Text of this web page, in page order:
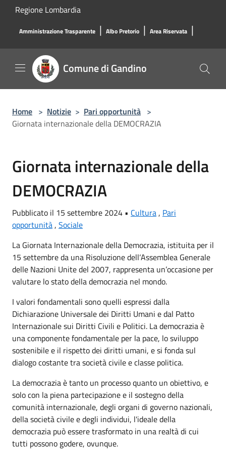
Salta al contenuto principale
Regione Lombardia
Amministrazione Trasparente | Albo Pretorio | Area Riservata |
Comune di Gandino
Home > Notizie > Pari opportunità >
Giornata internazionale della DEMOCRAZIA
Giornata internazionale della
DEMOCRAZIA
Pubblicato il 15 settembre 2024 • Cultura, Pari
opportunità, Sociale
La Giornata Internazionale della Democrazia, istituita per il
15 settembre da una Risoluzione dell‘Assemblea Generale
delle Nazioni Unite del 2007, rappresenta un’occasione per
valutare lo stato della democrazia nel mondo.
I valori fondamentali sono quelli espressi dalla
Dichiarazione Universale dei Diritti Umani e dal Patto
Internazionale sui Diritti Civili e Politici. La democrazia è
una componente fondamentale per la pace, lo sviluppo
sostenibile e il rispetto dei diritti umani, e si fonda sul
dialogo costante tra società civile e classe politica.
La democrazia è tanto un processo quanto un obiettivo, e
solo con la piena partecipazione e il sostegno della
comunità internazionale, degli organi di governo nazionali,
della società civile e degli individui, l'ideale della
democrazia può essere trasformato in una realtà di cui
tutti possono godere, ovunque.